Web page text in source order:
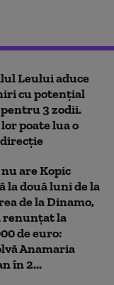
Leului aduce
cu potențial
3 zodii.
poate lua o
nu are Kopic
la două luni de la
de la Dinamo,
renunțat la
de euro:
Anamaria
în 2...